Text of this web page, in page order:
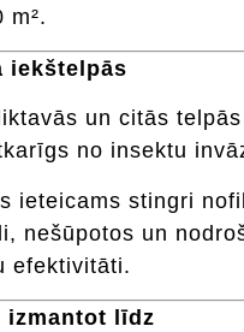
m².
iekštelpās
un citās
no insektu
ieteicams stingri
nešūpotos un
efektivitāti.
izmantot līdz